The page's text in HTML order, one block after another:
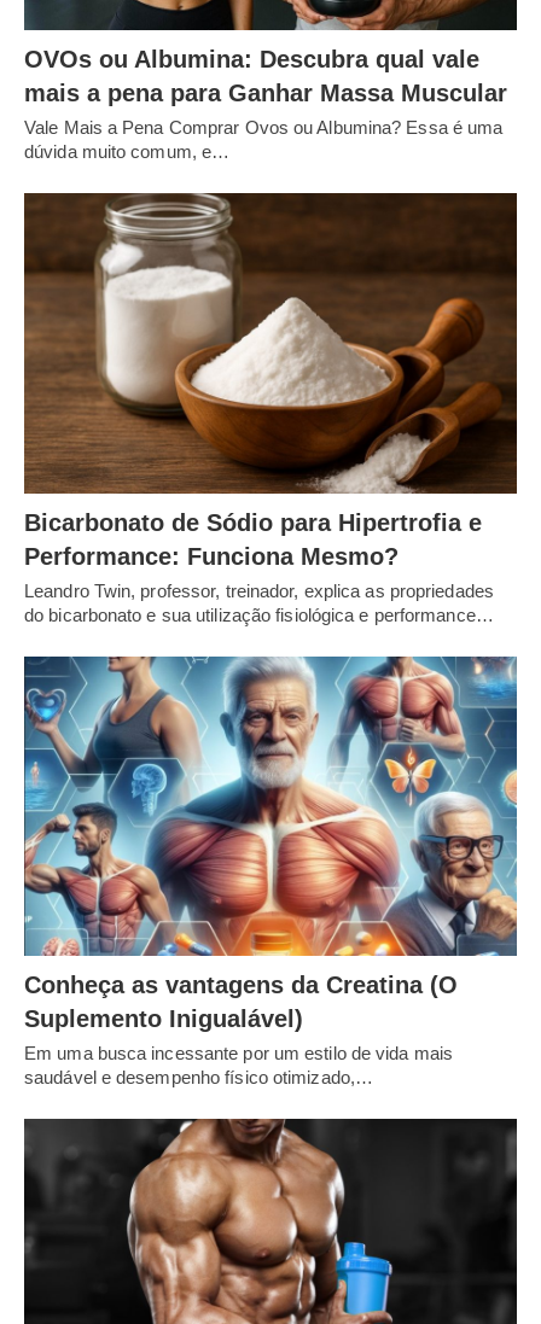
OVOs ou Albumina: Descubra qual vale
mais a pena para Ganhar Massa Muscular
Vale Mais a Pena Comprar Ovos ou Albumina? Essa é uma
dúvida muito comum, e…
Bicarbonato de Sódio para Hipertrofia e
Performance: Funciona Mesmo?
Leandro Twin, professor, treinador, explica as propriedades
do bicarbonato e sua utilização fisiológica e performance…
Conheça as vantagens da Creatina (O
Suplemento Inigualável)
Em uma busca incessante por um estilo de vida mais
saudável e desempenho físico otimizado,…